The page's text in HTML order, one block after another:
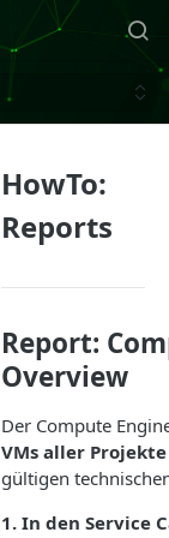
HowTo:
Reports
Report:
Overview
Der Compute
VMs aller Projekte
gültigen
1. In den Service